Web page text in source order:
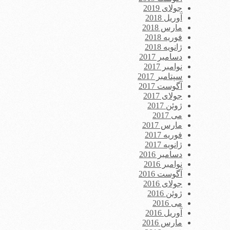
جولای 2019
آوریل 2018
مارس 2018
فوریه 2018
ژانویه 2018
دسامبر 2017
نوامبر 2017
سپتامبر 2017
آگوست 2017
جولای 2017
ژوئن 2017
می 2017
مارس 2017
فوریه 2017
ژانویه 2017
دسامبر 2016
نوامبر 2016
آگوست 2016
جولای 2016
ژوئن 2016
می 2016
آوریل 2016
مارس 2016